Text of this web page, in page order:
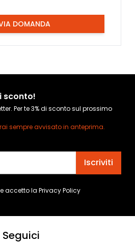
DOMANDA
sconto!
Per te 3% di sconto sul prossimo
sempre avvisato in anteprima.
Iscriviti
accetto la Privacy Policy
Seguici